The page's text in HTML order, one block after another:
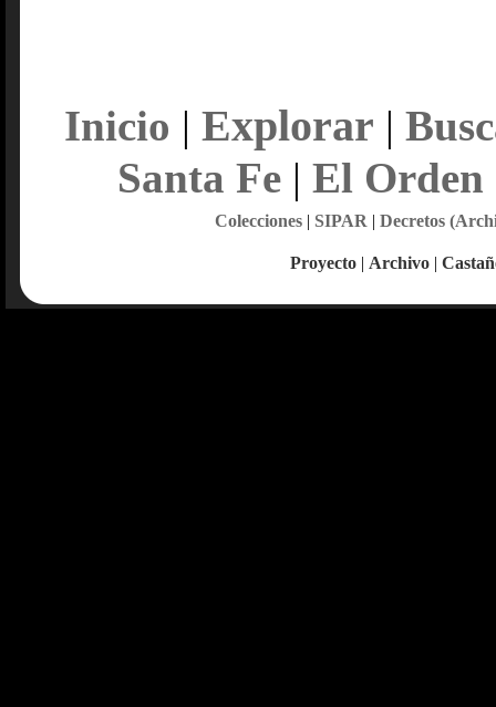
Inicio | Explorar |
Santa Fe| El Orden
Colecciones| SIPAR | Decretos
Proyecto | Archivo |